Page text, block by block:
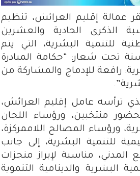
عمالة إقليم العرائش، تنظيم
الذكرى الحادية والعشرين
للتنمية البشرية، التي يتم
تحت شعار: “حكامة المبادرة
رافعة للإدماج والمشاركة من
ترأسه عامل إقليم العرائش،
منتخبين، ورؤساء اللجان
ورؤساء المصالح اللاممركزة،
للتنمية البشرية، إلى جانب
مناسبة لإبراز منجزات
البشرية والدينامية التنموية